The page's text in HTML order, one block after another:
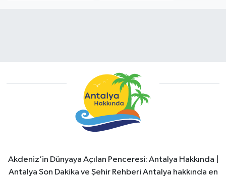
Akdeniz’in Dünyaya Açılan Penceresi: Antalya Hakkında |
Antalya Son Dakika ve Şehir Rehberi Antalya hakkında en